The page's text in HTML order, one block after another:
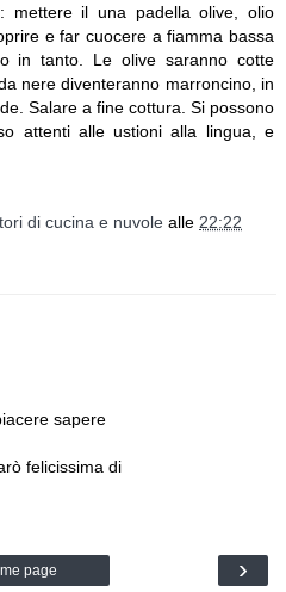
mettere il una padella olive, olio
e far cuocere a fiamma bassa
in tanto. Le olive saranno cotte
nere diventeranno marroncino, in
Salare a fine cottura. Si possono
attenti alle ustioni alla lingua, e
di cucina e nuvole alle 22:22
sapere
felicissima di
›
page